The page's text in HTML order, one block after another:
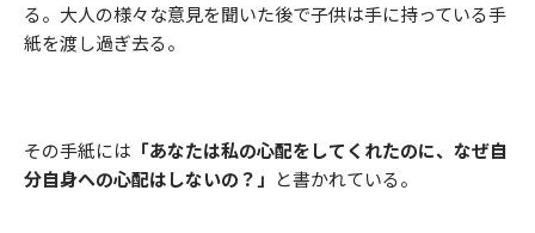
る。大人の様々な意見を聞いた後で子供は手に持っている手
紙を渡し過ぎ去る。
その手紙には 「あなたは私の心配をしてくれたのに、なぜ自
分自身への心配はしないの？」 と書かれている。